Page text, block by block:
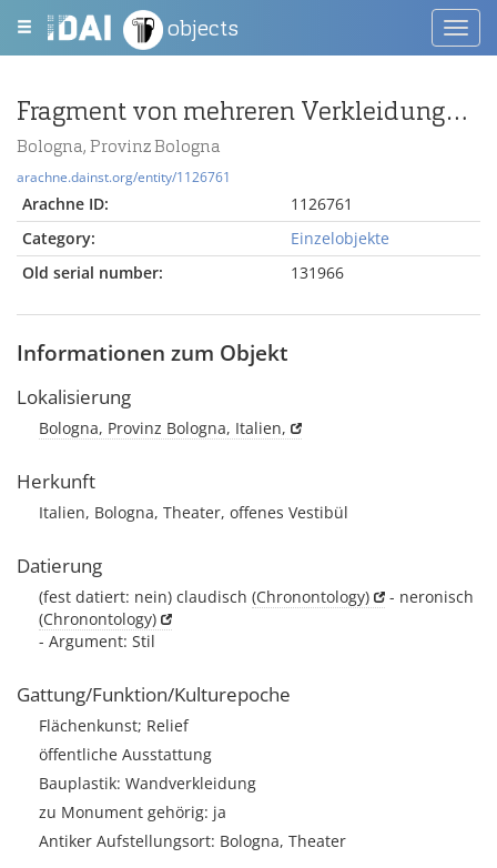
objects
Fragment von mehreren Verkleidungsplatten mit Pilasterdekor
Bologna, Provinz Bologna
arachne.dainst.org/entity/1126761
Arachne ID:
1126761
Category:
Einzelobjekte
Old serial number:
131966
Informationen zum Objekt
Lokalisierung
Bologna, Provinz Bologna, Italien,
Herkunft
Italien, Bologna, Theater, offenes Vestibül
Datierung
(fest datiert: nein) claudisch (Chronontology)
- neronisch
(Chronontology)
- Argument: Stil
Gattung/Funktion/Kulturepoche
Flächenkunst; Relief
öffentliche Ausstattung
Bauplastik: Wandverkleidung
zu Monument gehörig: ja
Antiker Aufstellungsort: Bologna, Theater